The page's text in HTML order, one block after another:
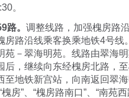
。
。 调整线路，加强槐房路
房路沿线乘客换乘地铁4号线
苑－翠海明苑。线路由翠海
后，继续向东经槐房北路，
至地铁新宫站，向南返回翠
槐房”、“槐房路南口”、“南苑